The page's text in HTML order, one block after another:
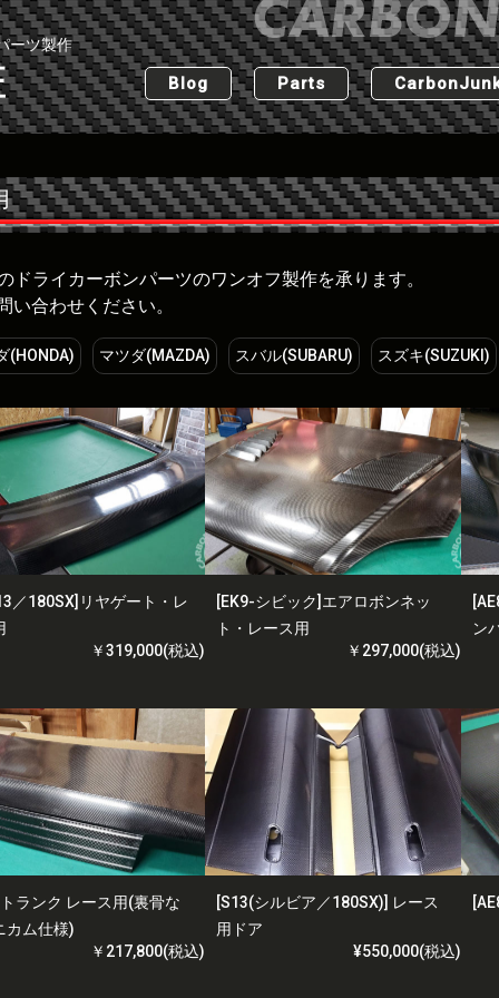
ーツ製作
Blog Parts
ライカーボンパーツのワンオフ製作を承ります。
合わせください。
(HONDA) マツダ(MAZDA) スバル(SUBARU) スズキ(SUZUKI)
／180SX]リヤゲート・レ
￥319,000(税込)
[EK9-シビック]エアロボンネッ
ト・レース用
￥297,000(税込)
ン
ランク レース用(裏骨な
カム仕様)
￥217,800(税込)
[S13(シルビア／180SX)] レース
用ドア
¥550,000(税込)